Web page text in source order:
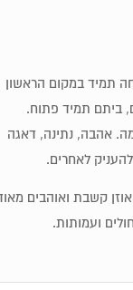
מאוד משפחתיים, המשפחה תמיד במקום הראשון
ביתם תמיד פתוח.
אהבה, נתינה, דאגה
לאחרים.
אוזן קשבת ואוהבים
ועמותות.